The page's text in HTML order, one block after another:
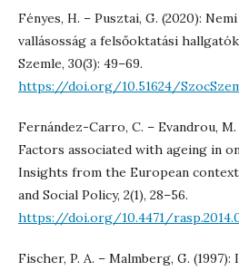
Fényes, H. – Pusztai, G. (2020):
vallásosság a felsőoktatási
Szemle, 30(3): 49–69.
https://doi.org/10.51624/
Fernández-Carro, C. – Evandrou, M.
Factors associated with ageing in
Insights from the European
and Social Policy, 2(1), 28–56.
https://doi.org/10.4471/
Fischer, P. A. – Malmberg, G.